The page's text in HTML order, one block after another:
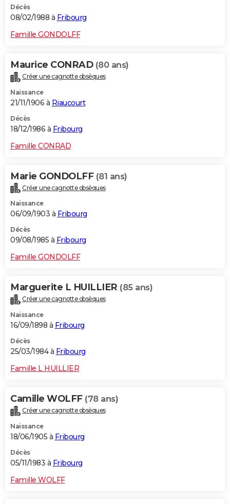
Décès
08/02/1988 à Fribourg
Famille GONDOLFF
Maurice CONRAD (80 ans)
Créer une cagnotte obsèques
Naissance
21/11/1906 à Riaucourt
Décès
18/12/1986 à Fribourg
Famille CONRAD
Marie GONDOLFF (81 ans)
Créer une cagnotte obsèques
Naissance
06/09/1903 à Fribourg
Décès
09/08/1985 à Fribourg
Famille GONDOLFF
Marguerite L HUILLIER (85 ans)
Créer une cagnotte obsèques
Naissance
16/09/1898 à Fribourg
Décès
25/03/1984 à Fribourg
Famille L HUILLIER
Camille WOLFF (78 ans)
Créer une cagnotte obsèques
Naissance
18/06/1905 à Fribourg
Décès
05/11/1983 à Fribourg
Famille WOLFF